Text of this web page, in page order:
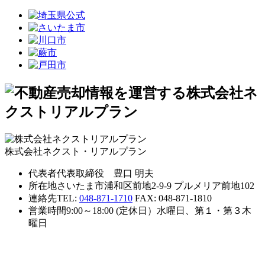
株式会社ネクスト・リアルプラン
代表者代表取締役 豊口 明夫
所在地さいたま市浦和区前地2-9-9 プルメリア前地102
連絡先TEL: 048-871-1710 FAX: 048-871-1810
営業時間9:00～18:00 (定休日）水曜日、第１・第３木
曜日